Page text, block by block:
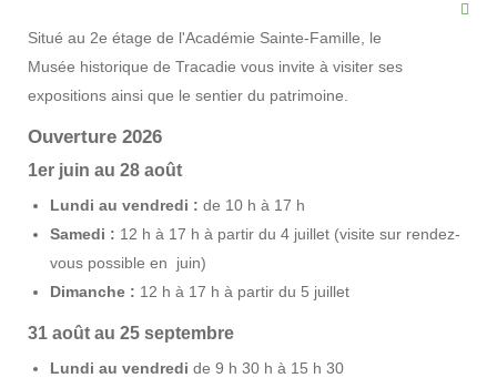
Situé au 2e étage de l'Académie Sainte-Famille, le
Musée historique de Tracadie vous invite à visiter ses
expositions ainsi que le sentier du patrimoine.
Ouverture 2026
1er juin au 28 août
Lundi au vendredi : de 10 h à 17 h
Samedi : 12 h à 17 h à partir du 4 juillet (visite sur rendez-
vous possible en juin)
Dimanche : 12 h à 17 h à partir du 5 juillet
31 août au 25 septembre
Lundi au vendredi de 9 h 30 h à 15 h 30